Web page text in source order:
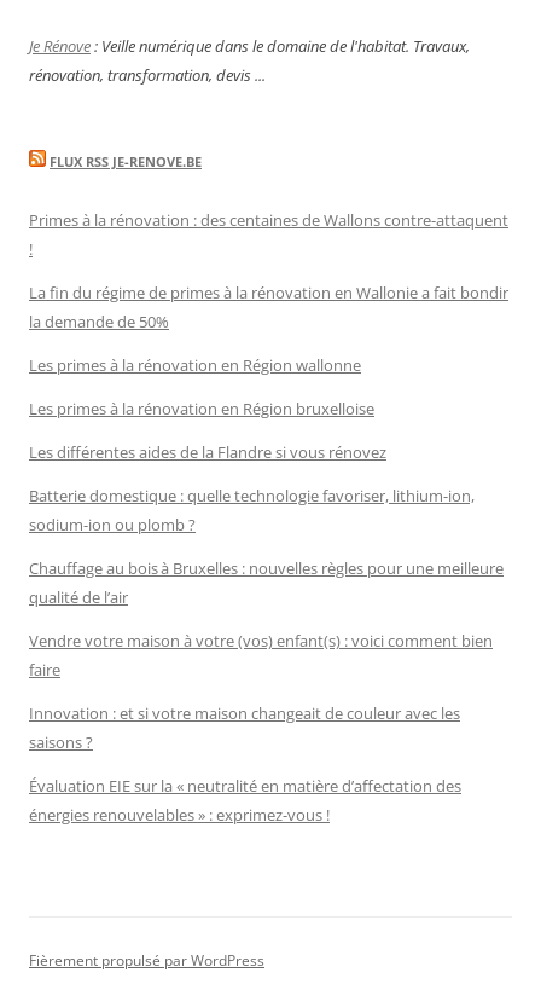
Je Rénove: Veille numérique dans le domaine de l'habitat. Travaux,
rénovation, transformation, devis ...
FLUX RSS JE-RENOVE.BE
Primes à la rénovation : des centaines de Wallons contre-attaquent
!
La fin du régime de primes à la rénovation en Wallonie a fait bondir
la demande de 50%
Les primes à la rénovation en Région wallonne
Les primes à la rénovation en Région bruxelloise
Les différentes aides de la Flandre si vous rénovez
Batterie domestique : quelle technologie favoriser, lithium-ion,
sodium-ion ou plomb ?
Chauffage au bois à Bruxelles : nouvelles règles pour une meilleure
qualité de l’air
Vendre votre maison à votre (vos) enfant(s) : voici comment bien
faire
Innovation : et si votre maison changeait de couleur avec les
saisons ?
Évaluation EIE sur la « neutralité en matière d’affectation des
énergies renouvelables » : exprimez-vous !
Fièrement propulsé par WordPress